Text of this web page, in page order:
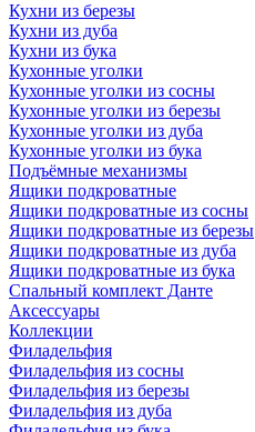
Кухни из березы
Кухни из дуба
Кухни из бука
Кухонные уголки
Кухонные уголки из сосны
Кухонные уголки из березы
Кухонные уголки из дуба
Кухонные уголки из бука
Подъёмные механизмы
Ящики подкроватные
Ящики подкроватные из сосны
Ящики подкроватные из березы
Ящики подкроватные из дуба
Ящики подкроватные из бука
Спальный комплект Данте
Аксессуары
Коллекции
Филадельфия
Филадельфия из сосны
Филадельфия из березы
Филадельфия из дуба